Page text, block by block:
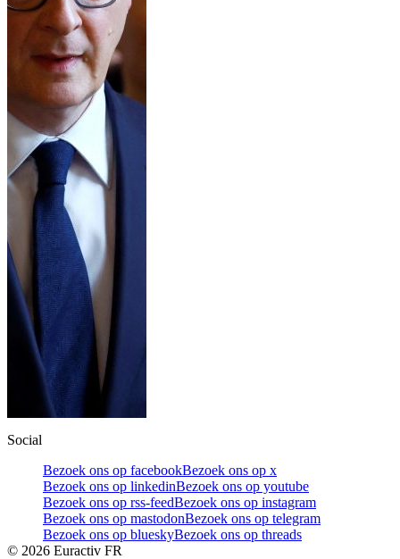
Social
Bezoek ons op facebookBezoek ons op x
Bezoek ons op linkedinBezoek ons op youtube
Bezoek ons op rss-feedBezoek ons op instagram
Bezoek ons op mastodonBezoek ons op telegram
Bezoek ons op blueskyBezoek ons op threads
© 2026 Euractiv FR